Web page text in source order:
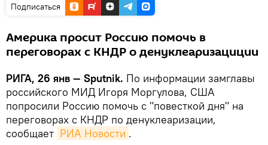
Подписаться
Америка просит Россию помочь в
переговорах с КНДР о денуклеаризациции
РИГА, 26 янв — Sputnik. По информации замглавы
российского МИД Игоря Моргулова, США
попросили Россию помочь с "повесткой дня" на
переговорах с КНДР по денуклеаризации,
сообщает РИА Новости .